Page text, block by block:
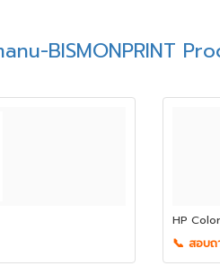
BISMONPRINT
HP
📞 สอบถ